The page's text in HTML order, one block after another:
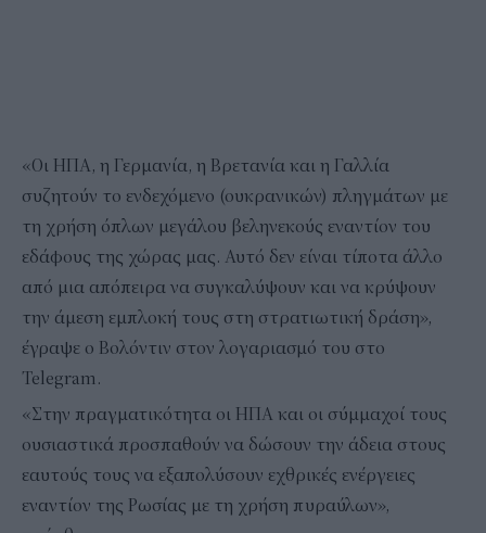
«Οι ΗΠΑ, η Γερμανία, η Βρετανία και η Γαλλία
συζητούν το ενδεχόμενο (ουκρανικών) πληγμάτων με
τη χρήση όπλων μεγάλου βεληνεκούς εναντίον του
εδάφους της χώρας μας. Αυτό δεν είναι τίποτα άλλο
από μια απόπειρα να συγκαλύψουν και να κρύψουν
την άμεση εμπλοκή τους στη στρατιωτική δράση»,
έγραψε ο Βολόντιν στον λογαριασμό του στο
Telegram.
«Στην πραγματικότητα οι ΗΠΑ και οι σύμμαχοί τους
ουσιαστικά προσπαθούν να δώσουν την άδεια στους
εαυτούς τους να εξαπολύσουν εχθρικές ενέργειες
εναντίον της Ρωσίας με τη χρήση πυραύλων»,